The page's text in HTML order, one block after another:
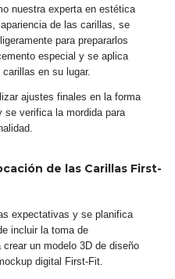
nuestra experta en estética
de las carillas, se
para prepararlos
especial y se aplica
en su lugar.
ajustes finales en la forma
verifica la mordida para
de las Carillas First-
expectativas y se planifica
incluir la toma de
un modelo 3D de diseño
digital First-Fit.